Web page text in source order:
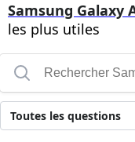
Samsung Galaxy
les plus utiles
Toutes les questions